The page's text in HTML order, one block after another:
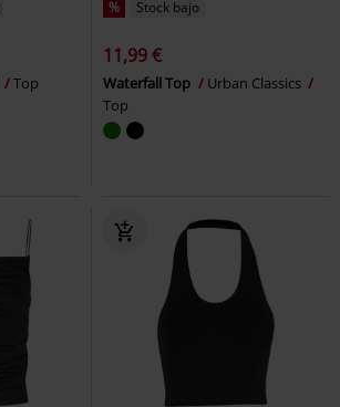
Top
% Stock bajo
11,99 €
Waterfall Top
Urban Classics
Top